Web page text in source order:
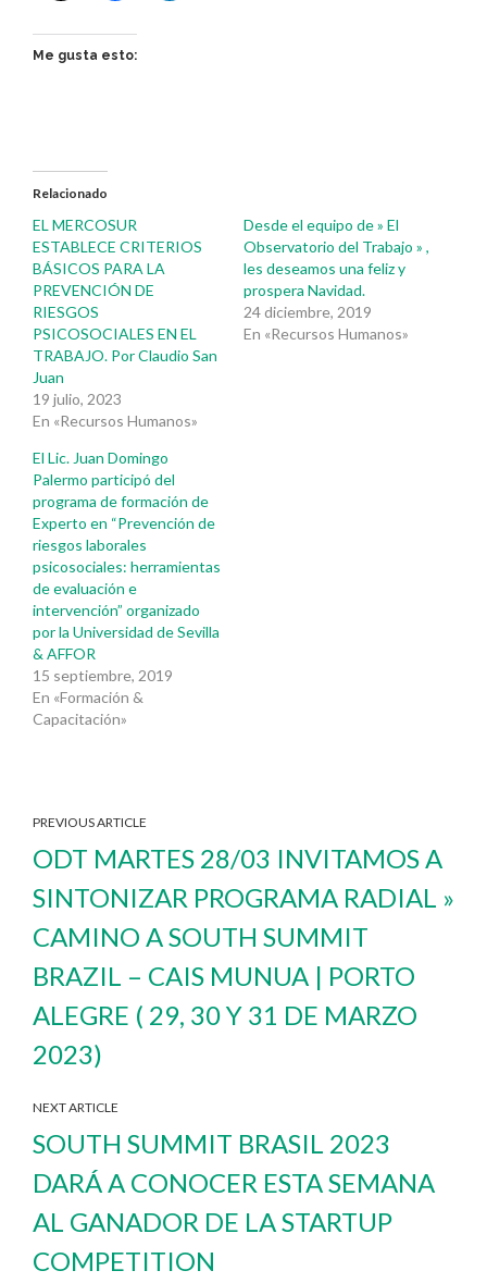
Me gusta esto:
Relacionado
EL MERCOSUR
ESTABLECE CRITERIOS
BÁSICOS PARA LA
PREVENCIÓN DE
RIESGOS
PSICOSOCIALES EN EL
TRABAJO. Por Claudio San
Juan
19 julio, 2023
En «Recursos Humanos»
Desde el equipo de » El
Observatorio del Trabajo » ,
les deseamos una feliz y
prospera Navidad.
24 diciembre, 2019
En «Recursos Humanos»
El Lic. Juan Domingo
Palermo participó del
programa de formación de
Experto en “Prevención de
riesgos laborales
psicosociales: herramientas
de evaluación e
intervención” organizado
por la Universidad de Sevilla
& AFFOR
15 septiembre, 2019
En «Formación &
Capacitación»
PREVIOUS ARTICLE
ODT MARTES 28/03 INVITAMOS A
SINTONIZAR PROGRAMA RADIAL »
CAMINO A SOUTH SUMMIT
BRAZIL – CAIS MUNUA | PORTO
ALEGRE ( 29, 30 Y 31 DE MARZO
2023)
NEXT ARTICLE
SOUTH SUMMIT BRASIL 2023
DARÁ A CONOCER ESTA SEMANA
AL GANADOR DE LA STARTUP
COMPETITION